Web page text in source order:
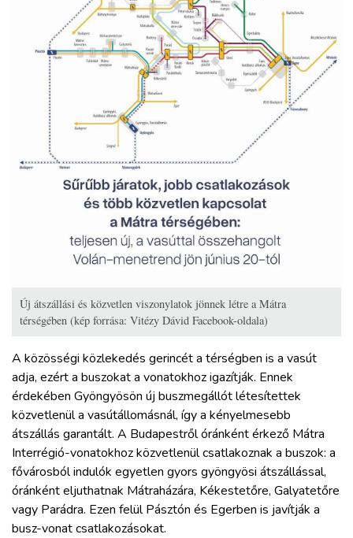
Új átszállási és közvetlen viszonylatok jönnek létre a Mátra
térségében (kép forrása: Vitézy Dávid Facebook-oldala)
A közösségi közlekedés gerincét a térségben is a vasút
adja, ezért a buszokat a vonatokhoz igazítják. Ennek
érdekében Gyöngyösön új buszmegállót létesítettek
közvetlenül a vasútállomásnál, így a kényelmesebb
átszállás garantált. A Budapestről óránként érkező Mátra
Interrégió-vonatokhoz közvetlenül csatlakoznak a buszok: a
fővárosból indulók egyetlen gyors gyöngyösi átszállással,
óránként eljuthatnak Mátraházára, Kékestetőre, Galyatetőre
vagy Parádra. Ezen felül Pásztón és Egerben is javítják a
busz-vonat csatlakozásokat.